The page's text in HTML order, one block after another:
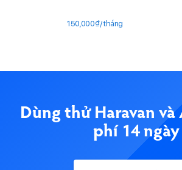
150,000₫/tháng
Dùng thử Haravan và
phí 14 ngày